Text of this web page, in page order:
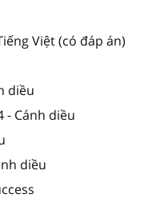
Việt (có đáp án)
diều
- Cánh diều
diều